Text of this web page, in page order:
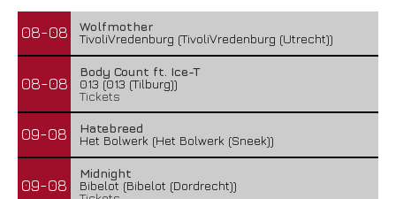
08-08
Wolfmother
TivoliVredenburg (TivoliVredenburg (Utrecht))
08-08
Body Count ft. Ice-T
013 (013 (Tilburg))
Tickets
09-08
Hatebreed
Het Bolwerk (Het Bolwerk (Sneek))
09-08
Midnight
Bibelot (Bibelot (Dordrecht))